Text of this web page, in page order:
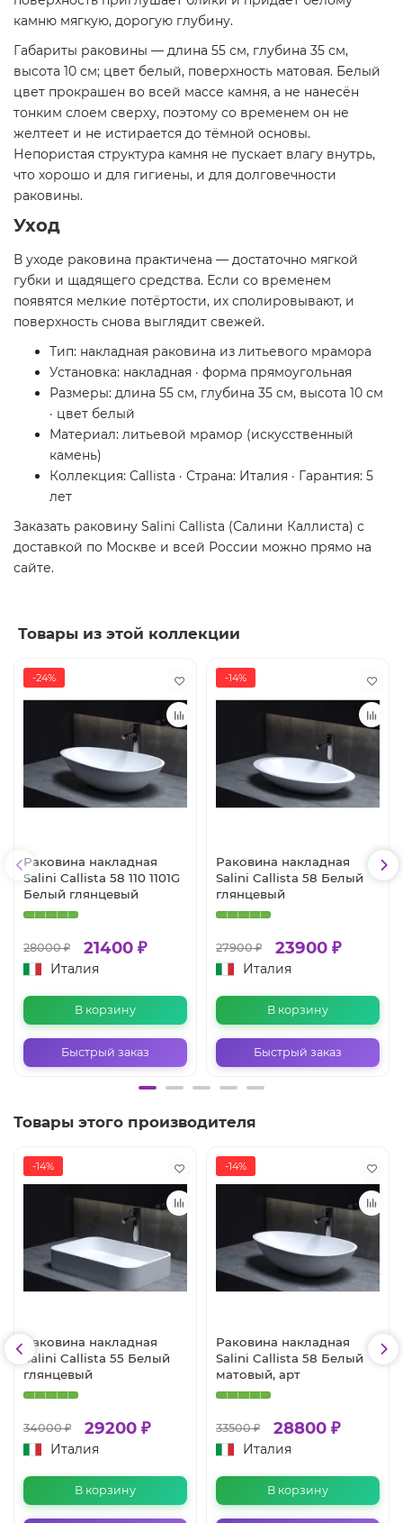
камню мягкую, дорогую глубину.
Габариты раковины — длина 55 см, глубина 35 см,
высота 10 см; цвет белый, поверхность матовая. Белый
цвет прокрашен во всей массе камня, а не нанесён
тонким слоем сверху, поэтому со временем он не
желтеет и не истирается до тёмной основы.
Непористая структура камня не пускает влагу внутрь,
что хорошо и для гигиены, и для долговечности
раковины.
Уход
В уходе раковина практичена — достаточно мягкой
губки и щадящего средства. Если со временем
появятся мелкие потёртости, их сполировывают, и
поверхность снова выглядит свежей.
Тип: накладная раковина из литьевого мрамора
Установка: накладная · форма прямоугольная
Размеры: длина 55 см, глубина 35 см, высота 10 см
· цвет белый
Материал: литьевой мрамор (искусственный
камень)
Коллекция: Callista · Страна: Италия · Гарантия: 5
лет
Заказать раковину Salini Callista (Салини Каллиста) с
доставкой по Москве и всей России можно прямо на
сайте.
Товары из этой коллекции
-24%
Раковина накладная
Salini Callista 58 110 1101G
Белый глянцевый
28000 ₽ 21400 ₽
Италия
В корзину
Быстрый заказ
-14%
Раковина накладная
Salini Callista 58 Белый
глянцевый
27900 ₽ 23900 ₽
Италия
В корзину
Быстрый заказ
Товары этого производителя
-14%
Раковина накладная
Salini Callista 55 Белый
глянцевый
34000 ₽ 29200 ₽
Италия
В корзину
-14%
Раковина накладная
Salini Callista 58 Белый
матовый, арт
33500 ₽ 28800 ₽
Италия
В корзину